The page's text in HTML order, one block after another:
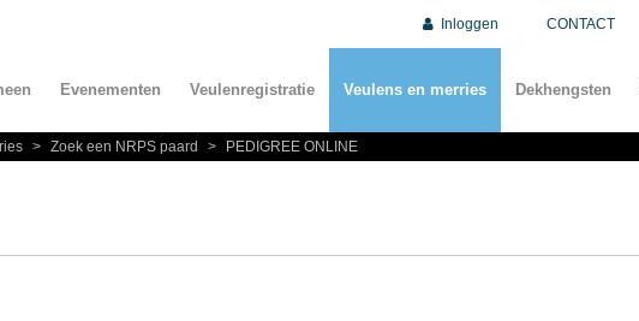
Inloggen CONTACT
Evenementen Veulenregistratie Veulens en merries Dekhengsten
> Zoek een NRPS paard > PEDIGREE ONLINE